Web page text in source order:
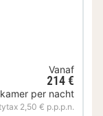
Vanaf
214 €
per nacht
2,50 € p.p.p.n.